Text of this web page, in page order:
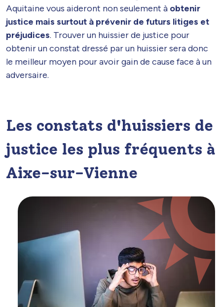
Aquitaine vous aideront non seulement à obtenir
justice mais surtout à prévenir de futurs litiges et
préjudices. Trouver un huissier de justice pour
obtenir un constat dressé par un huissier sera donc
le meilleur moyen pour avoir gain de cause face à un
adversaire.
Les constats d'huissiers de
justice les plus fréquents à
Aixe-sur-Vienne